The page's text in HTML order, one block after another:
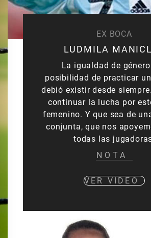
EX BOCA
LUDMILA
La igualdad de
posibilidad de practicar
debió existir desde
continuar la lucha por
femenino. Y que sea de
conjunta, que nos
todas las
NOTA
VER VIDEO